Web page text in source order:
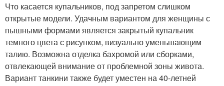
Что касается купальников, под запретом слишком
открытые модели. Удачным вариантом для женщины с
пышными формами является закрытый купальник
темного цвета с рисунком, визуально уменьшающим
талию. Возможна отделка бахромой или сборками,
отвлекающей внимание от проблемной зоны живота.
Вариант танкини также будет уместен на 40-летней